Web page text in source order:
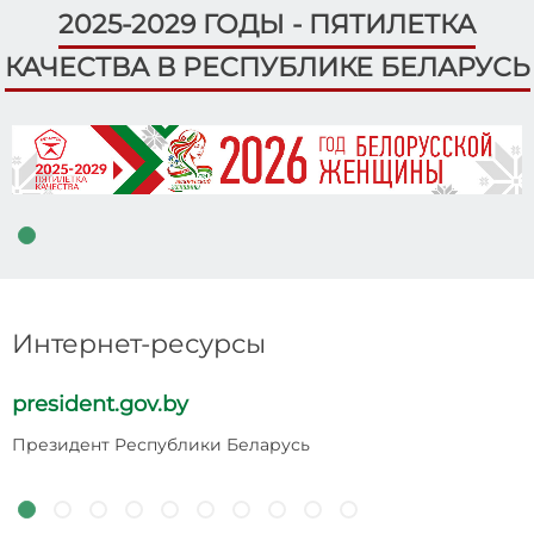
2025-2029 ГОДЫ - ПЯТИЛЕТКА
КАЧЕСТВА В РЕСПУБЛИКЕ БЕЛАРУСЬ
Интернет-ресурсы
president.gov.by
Президент Республики Беларусь